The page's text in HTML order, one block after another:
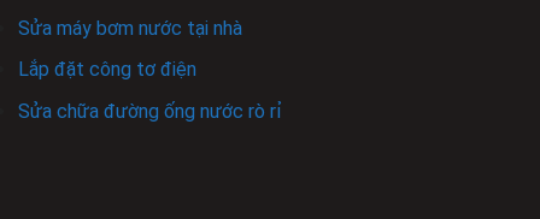
Sửa máy bơm nước tại nhà
Lắp đặt công tơ điện
Sửa chữa đường ống nước rò rỉ